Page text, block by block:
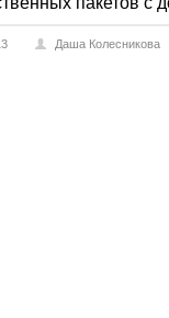
Даша Колесникова